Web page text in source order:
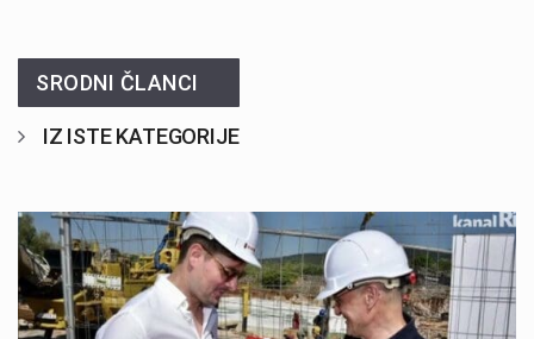
SRODNI ČLANCI
IZ ISTE KATEGORIJE